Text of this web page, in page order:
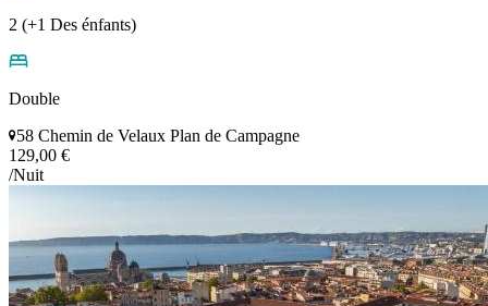
2 (+1 Des énfants)
Double
58 Chemin de Velaux Plan de Campagne
129,00 €
/Nuit